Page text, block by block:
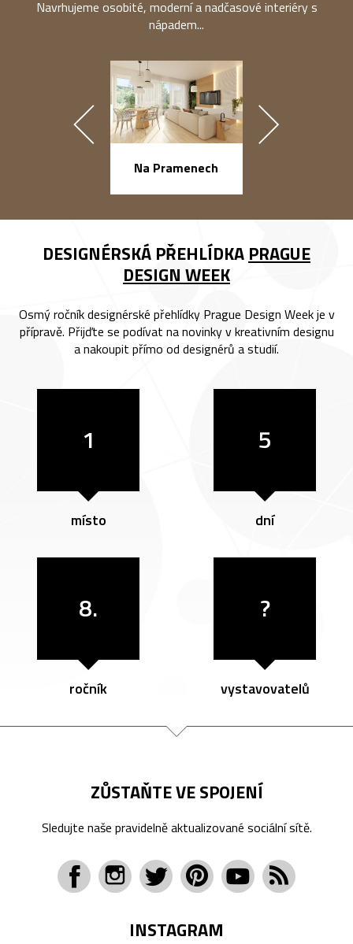
Navrhujeme osobité, moderní a nadčasové interiéry s
nápadem...
Na Pramenech
DESIGNÉRSKÁ PŘEHLÍDKA PRAGUE
DESIGN WEEK
Osmý ročník designérské přehlídky Prague Design Week je v
přípravě. Přijďte se podívat na novinky v kreativním designu
a nakoupit přímo od designérů a studií.
1
místo
5
dní
8.
ročník
?
vystavovatelů
ZŮSTAŇTE VE SPOJENÍ
Sledujte naše pravidelně aktualizované sociální sítě.
INSTAGRAM